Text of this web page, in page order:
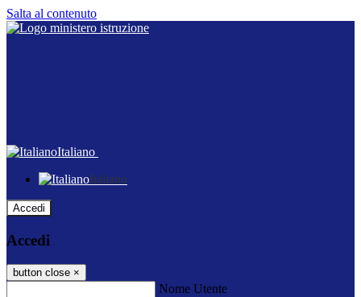
Salta al contenuto
Italiano
Italiano
Accedi
Accedi
button close ×
Nome Utente